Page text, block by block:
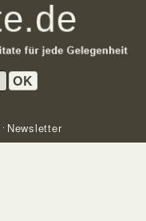
OK
Newsletter